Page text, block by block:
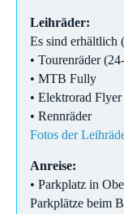
Leihräder:
Es sind erhältlich
• Tourenräder
• MTB Fully
• Elektrorad Flyer
• Rennräder
Fotos der
Anreise:
• Parkplatz in
Parkplätze beim